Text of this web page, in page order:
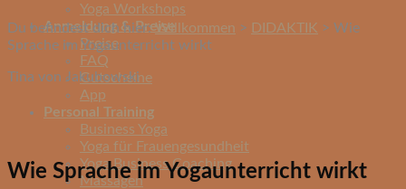
Yoga Workshops
Anmeldung & Preise
Preise
FAQ
Gutscheine
App
Personal Training
Business Yoga
Yoga für Frauengesundheit
Yoga Business Coaching
Massagen
Du befindest dich hier:Willkommen > DIDAKTIK > Wie
Sprache im Yogaunterricht wirkt
Tina von Jakubowski
Wie Sprache im Yogaunterricht wirkt